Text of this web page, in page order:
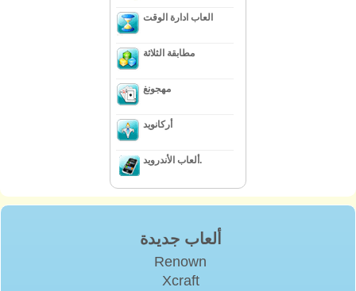
العاب ادارة الوقت
مطابقة الثلاثة
مهجونغ
أركانويد
ألعاب الأندرويد.
ألعاب جديدة
Renown
Xcraft